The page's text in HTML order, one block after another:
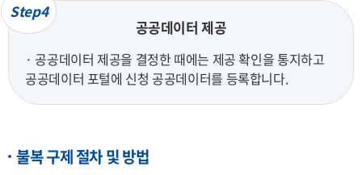
Step4
공공데이터 제공
· 공공데이터 제공을 결정한 때에는 제공 확인을 통지하고
공공데이터 포털에 신청 공공데이터를 등록합니다.
불복 구제 절차 및 방법